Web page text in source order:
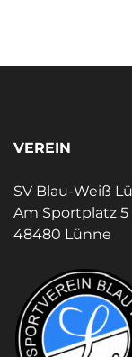
VEREIN
SV Blau-Weiß
Am Sportplatz 5
48480 Lünne